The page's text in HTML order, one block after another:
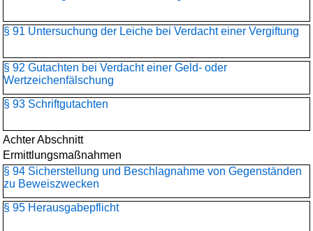
§ 91 Untersuchung der Leiche bei Verdacht einer Vergiftung
§ 92 Gutachten bei Verdacht einer Geld- oder
Wertzeichenfälschung
§ 93 Schriftgutachten
Achter Abschnitt
Ermittlungsmaßnahmen
§ 94 Sicherstellung und Beschlagnahme von Gegenständen
zu Beweiszwecken
§ 95 Herausgabepflicht